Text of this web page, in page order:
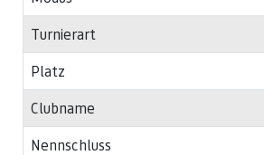
Turnierart
Platz
Clubname
Nennschluss